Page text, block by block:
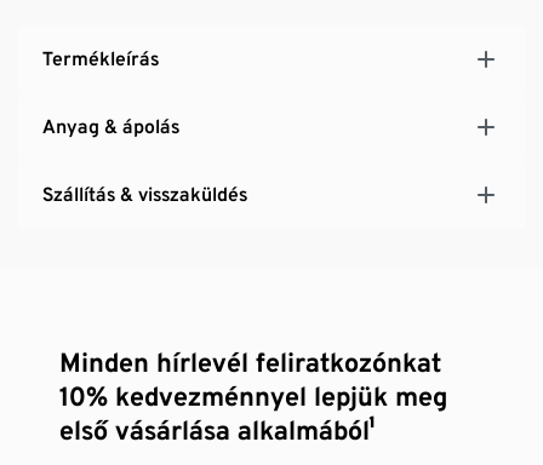
Termékleírás
Anyag & ápolás
Szállítás & visszaküldés
Minden hírlevél feliratkozónkat
10% kedvezménnyel lepjük meg
első vásárlása alkalmából¹